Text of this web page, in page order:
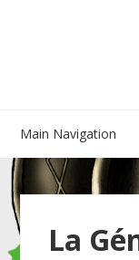
Main Navigation
La